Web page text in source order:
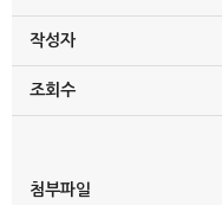
작성자
조회수
첨부파일